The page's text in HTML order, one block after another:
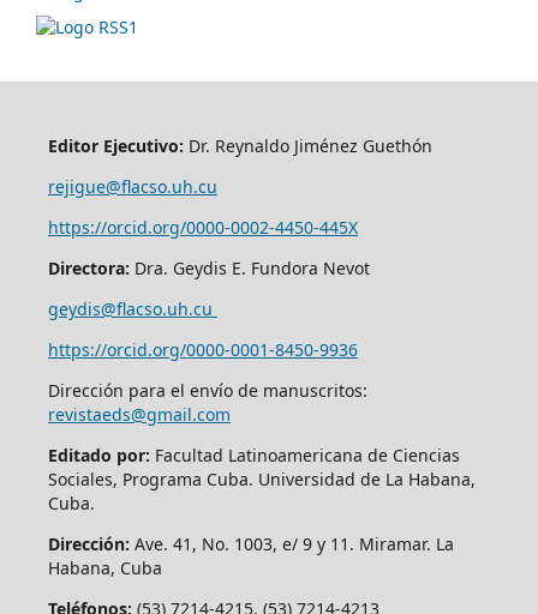
Editor Ejecutivo: Dr. Reynaldo Jiménez Guethón
rejigue@flacso.uh.cu
https://orcid.org/0000-0002-4450-445X
Directora: Dra. Geydis E. Fundora Nevot
geydis@flacso.uh.cu
https://orcid.org/0000-0001-8450-9936
Dirección para el envío de manuscritos:
revistaeds@gmail.com
Editado por: Facultad Latinoamericana de Ciencias
Sociales, Programa Cuba. Universidad de La Habana,
Cuba.
Dirección: Ave. 41, No. 1003, e/ 9 y 11. Miramar. La
Habana, Cuba
Teléfonos: (53) 7214-4215, (53) 7214-4213